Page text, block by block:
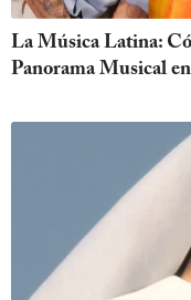
La Música Latina:
Panorama Musical